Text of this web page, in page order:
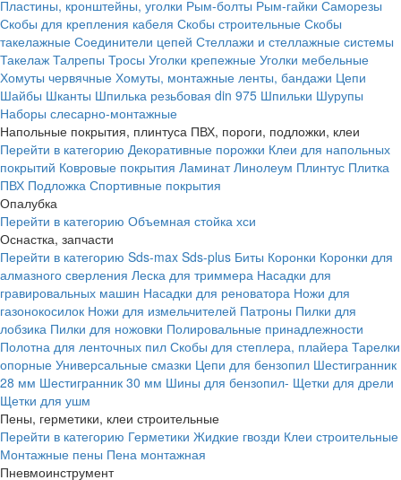
Пластины, кронштейны, уголки Рым-болты Рым-гайки Саморезы
Скобы для крепления кабеля Скобы строительные Скобы
такелажные Соединители цепей Стеллажи и стеллажные системы
Такелаж Талрепы Тросы Уголки крепежные Уголки мебельные
Хомуты червячные Хомуты, монтажные ленты, бандажи Цепи
Шайбы Шканты Шпилька резьбовая din 975 Шпильки Шурупы
Наборы слесарно-монтажные
Напольные покрытия, плинтуса ПВХ, пороги, подложки, клеи
Перейти в категорию Декоративные порожки Клеи для напольных
покрытий Ковровые покрытия Ламинат Линолеум Плинтус Плитка
ПВХ Подложка Спортивные покрытия
Опалубка
Перейти в категорию Объемная стойка хси
Оснастка, запчасти
Перейти в категорию Sds-max Sds-plus Биты Коронки Коронки для
алмазного сверления Леска для триммера Насадки для
гравировальных машин Насадки для реноватора Ножи для
газонокосилок Ножи для измельчителей Патроны Пилки для
лобзика Пилки для ножовки Полировальные принадлежности
Полотна для ленточных пил Скобы для степлера, плайера Тарелки
опорные Универсальные смазки Цепи для бензопил Шестигранник
28 мм Шестигранник 30 мм Шины для бензопил- Щетки для дрели
Щетки для ушм
Пены, герметики, клеи строительные
Перейти в категорию Герметики Жидкие гвозди Клеи строительные
Монтажные пены Пена монтажная
Пневмоинструмент